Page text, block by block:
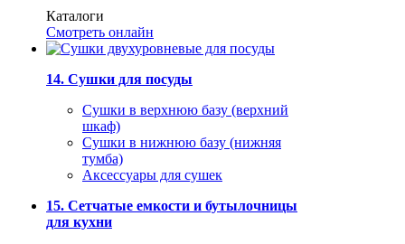
Каталоги
Смотреть онлайн
14. Сушки для посуды
Сушки в верхнюю базу (верхний
шкаф)
Сушки в нижнюю базу (нижняя
тумба)
Аксессуары для сушек
15. Сетчатые емкости и бутылочницы
для кухни